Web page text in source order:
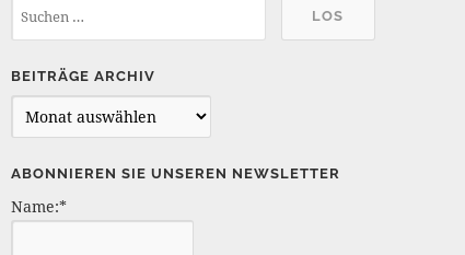
BEITRÄGE ARCHIV
e
i
r
ABONNIEREN SIE UNSEREN NEWSLETTER
Name:*